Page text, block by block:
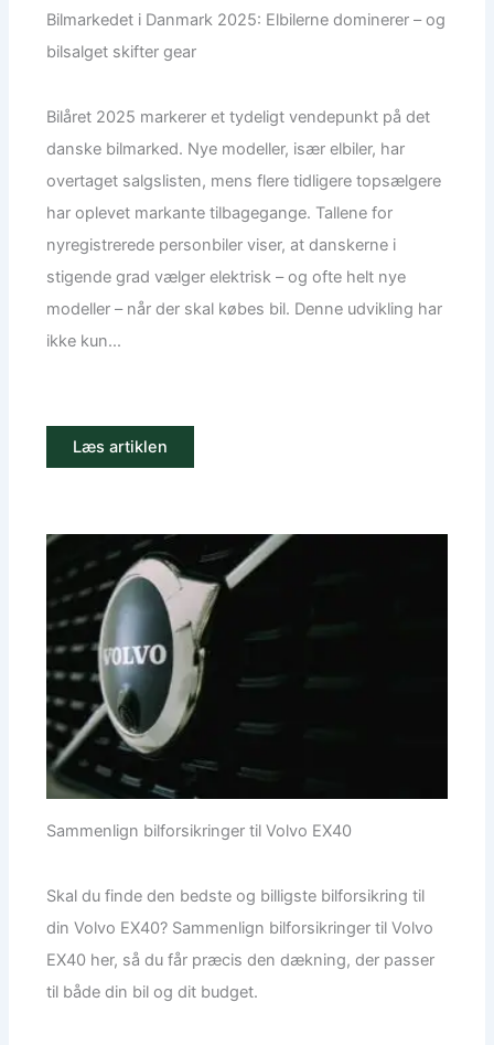
Bilmarkedet i Danmark 2025: Elbilerne dominerer – og
bilsalget skifter gear
Bilåret 2025 markerer et tydeligt vendepunkt på det
danske bilmarked. Nye modeller, især elbiler, har
overtaget salgslisten, mens flere tidligere topsælgere
har oplevet markante tilbagegange. Tallene for
nyregistrerede personbiler viser, at danskerne i
stigende grad vælger elektrisk – og ofte helt nye
modeller – når der skal købes bil. Denne udvikling har
ikke kun...
Læs artiklen
Sammenlign bilforsikringer til Volvo EX40
Skal du finde den bedste og billigste bilforsikring til
din Volvo EX40? Sammenlign bilforsikringer til Volvo
EX40 her, så du får præcis den dækning, der passer
til både din bil og dit budget.